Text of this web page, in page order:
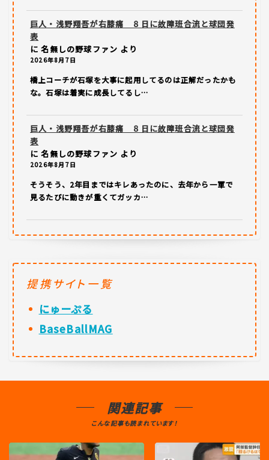
巨人・浅野翔吾が右膝痛 ８日に故障班合流と球団発
表
に名無しの野球ファン より
2026年8月7日
橋上コーチが石塚を大事に起用してるのは正解だったかも
な。石塚は着実に成長してるし…
巨人・浅野翔吾が右膝痛 ８日に故障班合流と球団発
表
に名無しの野球ファン より
2026年8月7日
そうそう、2年目まではキレあったのに、去年から一軍で
見るたびに動きが重くてガッカ…
提携サイト一覧
にゅーぷる
BaseBallMAG
関連記事
こんな記事も読まれています！